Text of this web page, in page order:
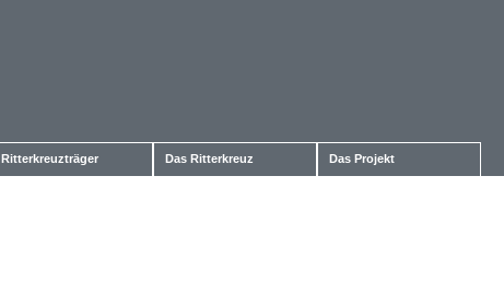
Ritterkreuzträger Das Ritterkreuz Das Projekt